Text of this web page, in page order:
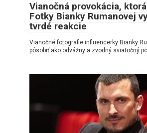
Vianočná provokácia,
Fotky Bianky Rumanovej
tvrdé reakcie
Vianočné fotografie influencerky Bianky
pôsobiť ako odvážny a zvodný sviatočný